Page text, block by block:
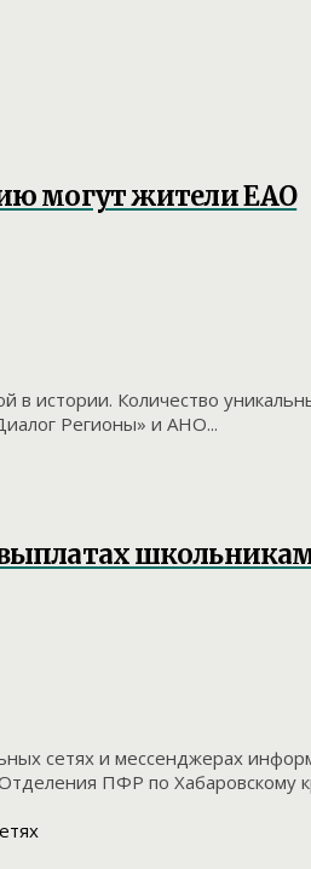
могут жители ЕАО
в истории. Количество
Регионы» и АНО...
сетях и мессенджерах
ПФР по Хабаровскому